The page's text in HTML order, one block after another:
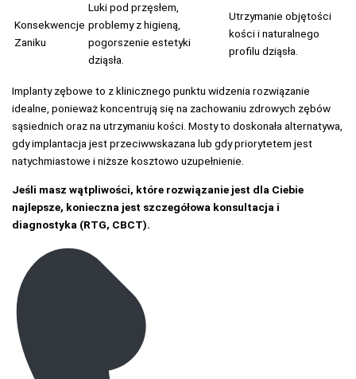
Konsekwencje
Zaniku
Luki pod przęsłem,
problemy z higieną,
pogorszenie estetyki
dziąsła.
Utrzymanie objętości
kości i naturalnego
profilu dziąsła.
Implanty zębowe to z klinicznego punktu widzenia rozwiązanie
idealne, ponieważ koncentrują się na zachowaniu zdrowych zębów
sąsiednich oraz na utrzymaniu kości. Mosty to doskonała alternatywa,
gdy implantacja jest przeciwwskazana lub gdy priorytetem jest
natychmiastowe i niższe kosztowo uzupełnienie.
Jeśli masz wątpliwości, które rozwiązanie jest dla Ciebie
najlepsze, konieczna jest szczegółowa konsultacja i
diagnostyka (RTG, CBCT).